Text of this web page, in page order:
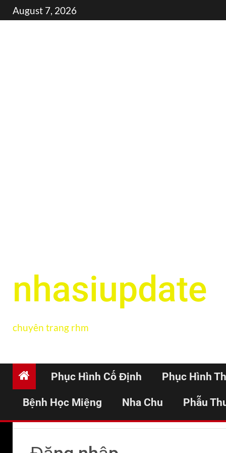
Skip
to
August 7, 2026
nhasiupdate
chuyên trang rhm
Phục Hình Cố Định Phục Hình
Bệnh Học Miệng Nha Chu Phẫu